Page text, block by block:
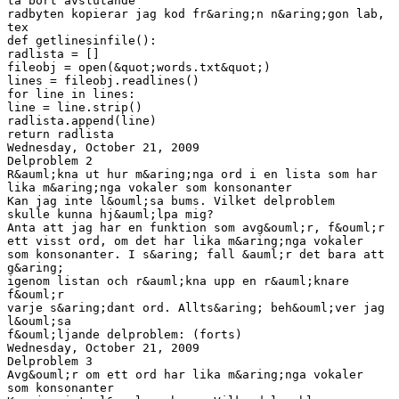
radbyten kopierar jag kod fr&aring;n n&aring;gon lab,
tex
def getlinesinfile():
radlista = []
fileobj = open(&quot;words.txt&quot;)
lines = fileobj.readlines()
for line in lines:
line = line.strip()
radlista.append(line)
return radlista
Wednesday, October 21, 2009
Delproblem 2
R&auml;kna ut hur m&aring;nga ord i en lista som har
lika m&aring;nga vokaler som konsonanter
Kan jag inte l&ouml;sa bums. Vilket delproblem
skulle kunna hj&auml;lpa mig?
Anta att jag har en funktion som avg&ouml;r, f&ouml;r
ett visst ord, om det har lika m&aring;nga vokaler
som konsonanter. I s&aring; fall &auml;r det bara att
g&aring;
igenom listan och r&auml;kna upp en r&auml;knare
f&ouml;r
varje s&aring;dant ord. Allts&aring; beh&ouml;ver jag
l&ouml;sa
f&ouml;ljande delproblem: (forts)
Wednesday, October 21, 2009
Delproblem 3
Avg&ouml;r om ett ord har lika m&aring;nga vokaler
som konsonanter